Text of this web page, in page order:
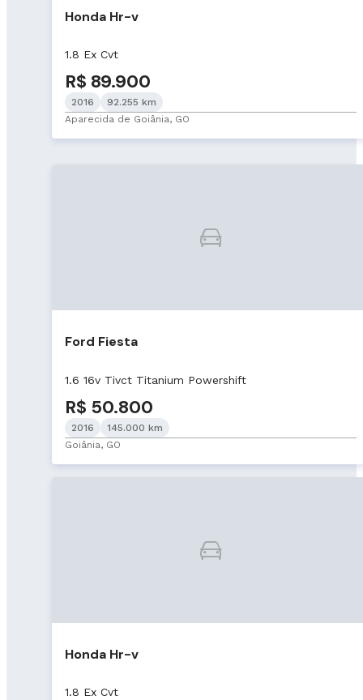
Honda Hr-v
1.8 Ex Cvt
R$ 89.900
2016
92.255 km
Aparecida de Goiânia, GO
Ford Fiesta
1.6 16v Tivct Titanium Powershift
R$ 50.800
2016
145.000 km
Goiânia, GO
Honda Hr-v
1.8 Ex Cvt